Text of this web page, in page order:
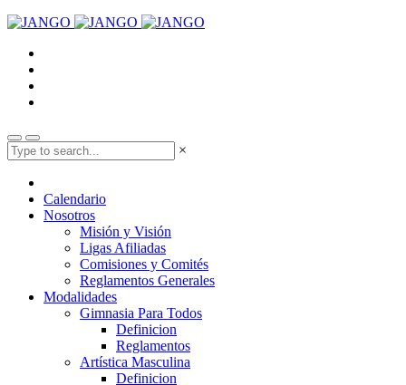
×
Calendario
Nosotros
Misión y Visión
Ligas Afiliadas
Comisiones y Comités
Reglamentos Generales
Modalidades
Gimnasia Para Todos
Definicion
Reglamentos
Artística Masculina
Definicion